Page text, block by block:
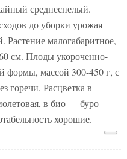
среднеспелый.
до уборки урожая
Растение малогабаритное,
см. Плоды укороченно-
формы, массой 300-450 г, с
горечи. Расцветка в
в био — буро-
хорошие.